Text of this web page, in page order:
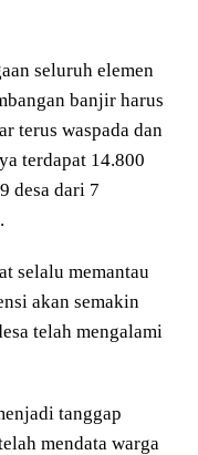
seluruh elemen
banjir harus
terus waspada dan
terdapat 14.800
desa dari 7
selalu memantau
akan semakin
telah mengalami
tanggap
mendata warga